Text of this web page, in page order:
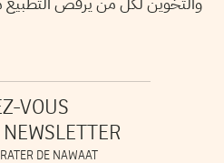
VOUS
DE NAWAAT